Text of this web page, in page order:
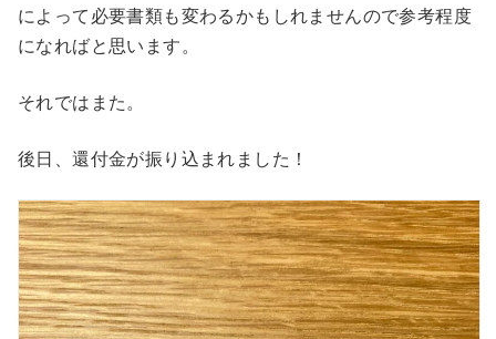
によって必要書類も変わるかもしれませんので参考程度
になればと思います。
それではまた。
後日、還付金が振り込まれました！